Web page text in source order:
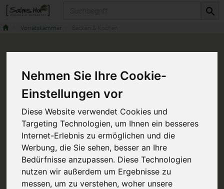
Nehmen Sie Ihre Cookie-
Einstellungen vor
Diese Website verwendet Cookies und
Targeting Technologien, um Ihnen ein besseres
Internet-Erlebnis zu ermöglichen und die
Werbung, die Sie sehen, besser an Ihre
Bedürfnisse anzupassen. Diese Technologien
nutzen wir außerdem um Ergebnisse zu
messen, um zu verstehen, woher unsere
Vorratskammer